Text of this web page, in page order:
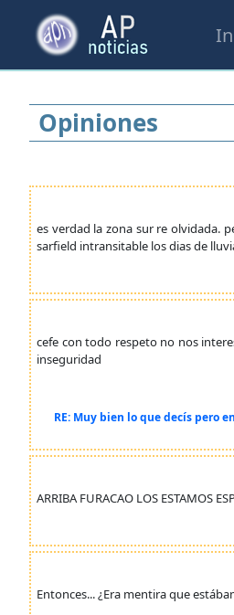
Opiniones
es verdad la zona sur re olvidada.
sarfield intransitable los dias de
cefe con todo respeto no nos
inseguridad
RE: Muy bien lo que decís pero
ARRIBA FURACAO LOS ESTAMOS
Entonces... ¿Era mentira que